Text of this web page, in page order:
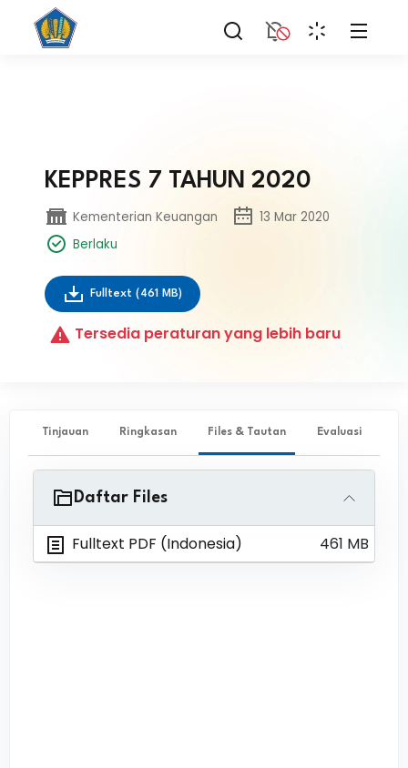
KEPPRES 7 TAHUN 2020
Kementerian Keuangan
13 Mar 2020
Berlaku
Fulltext (461 MB)
Tersedia peraturan yang lebih baru
Tinjauan Ringkasan Files & Tautan Evaluasi
Daftar Files
Fulltext PDF (Indonesia) 461 MB